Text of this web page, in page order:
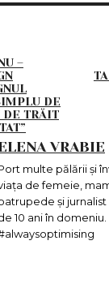
–
DE
DE TRĂIT
VRABIE
multe pălării și
de femeie,
și
10 ani în